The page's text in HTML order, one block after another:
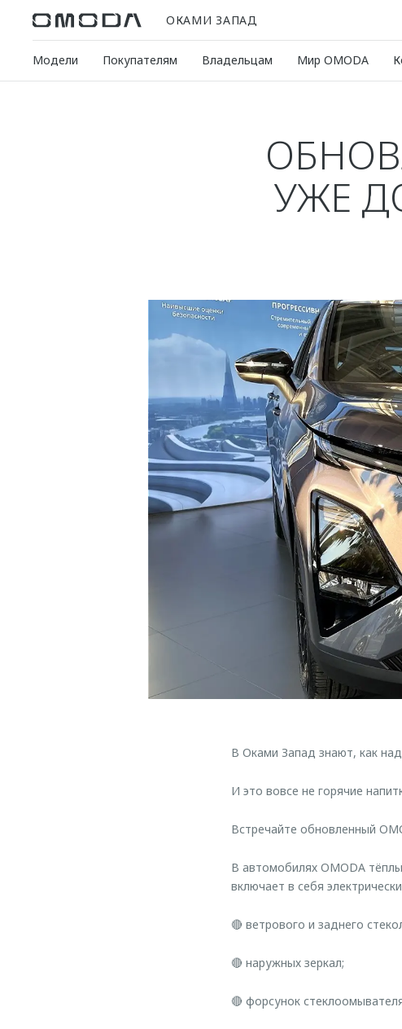
ОКАМИ ЗАПАД
Модели Покупателям Владельцам Мир OMODA
УЖЕ
В Оками Запад знают, как
И это вовсе не горячие
Встречайте обновленный
В автомобилях OMODA
включает в себя
🔴 ветрового и заднего
🔴 наружных зеркал;
🔴 форсунок